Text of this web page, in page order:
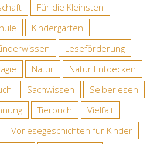
Für die Kleinsten
Kindergarten
Leseförderung
Natur
Natur Entdecken
Sachwissen
Selberlesen
Tierbuch
Vielfalt
Vorlesegeschichten für Kinder